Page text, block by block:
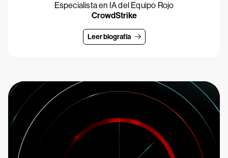
Especialista en IA del Equipo Rojo
CrowdStrike
Leer biografía